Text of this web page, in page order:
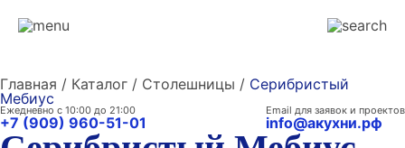
Главная / Каталог / Столешницы / Серибристый
Мебиус
Ежедневно с 10:00 до 21:00
+7 (909) 960-51-01
Email для заявок и проектов
info@акухни.рф